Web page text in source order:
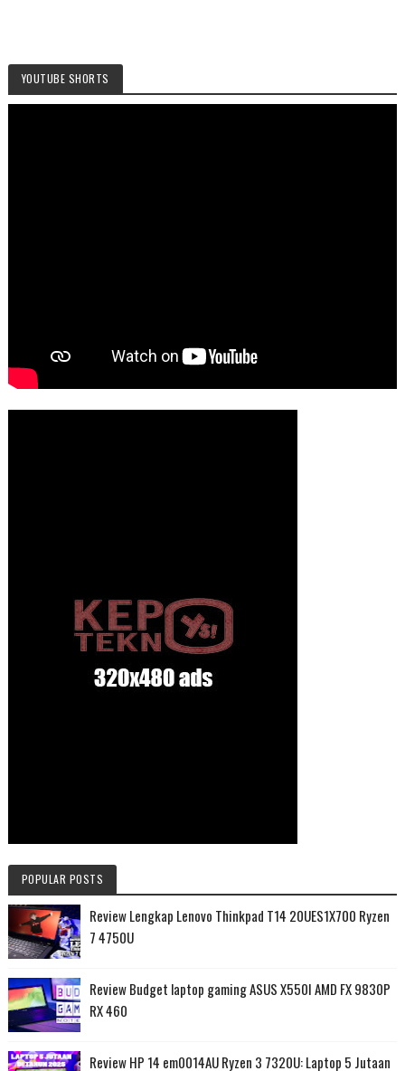
YOUTUBE SHORTS
POPULAR POSTS
Review Lengkap Lenovo Thinkpad T14 20UES1X700 Ryzen
7 4750U
Review Budget laptop gaming ASUS X550I AMD FX 9830P
RX 460
Review HP 14 em0014AU Ryzen 3 7320U: Laptop 5 Jutaan